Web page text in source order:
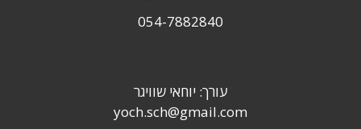
054-7882840
עורך: יוחאי שוויגר
yoch.sch@gmail.com